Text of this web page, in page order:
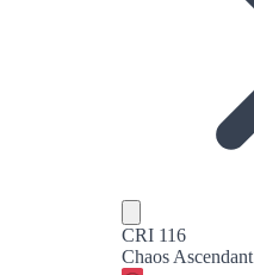
CRI 116
Chaos Ascendant